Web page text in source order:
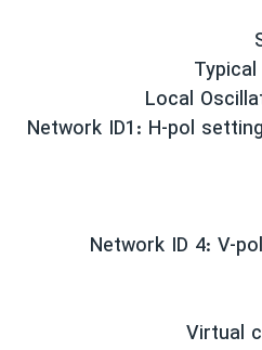
Local
Network ID1: H-pol
Network ID 4: V-
Virtual